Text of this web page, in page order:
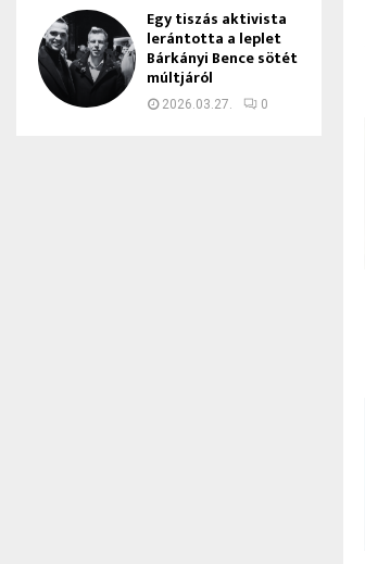
Egy tiszás aktivista
lerántotta a leplet
Bárkányi Bence sötét
múltjáról
2026.03.27. 0